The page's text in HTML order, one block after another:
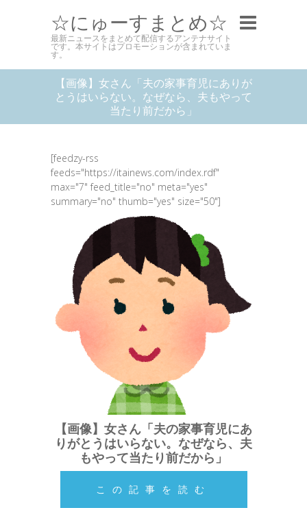
☆にゅーすまとめ☆
最新ニュースをまとめて配信するアンテナサイト
です。本サイトはプロモーションが含まれていま
す。
【画像】女さん「夫の家事育児にありが
とうはいらない。なぜなら、夫もやって
当たり前だから」
[feedzy-rss
feeds="https://itainews.com/index.rdf"
max="7" feed_title="no" meta="yes"
summary="no" thumb="yes" size="50"]
【画像】女さん「夫の家事育児にあ
りがとうはいらない。なぜなら、夫
もやって当たり前だから」
この記事を読む